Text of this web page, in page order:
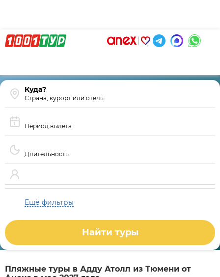
Страна, курорт или отель
Период вылета
Длительность
Ещё фильтры
Найти туры
Пляжные туры в Адду Атолл из Тюмени от